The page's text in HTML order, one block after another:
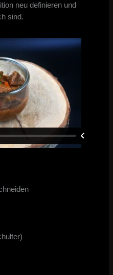
neu definieren und
sind.